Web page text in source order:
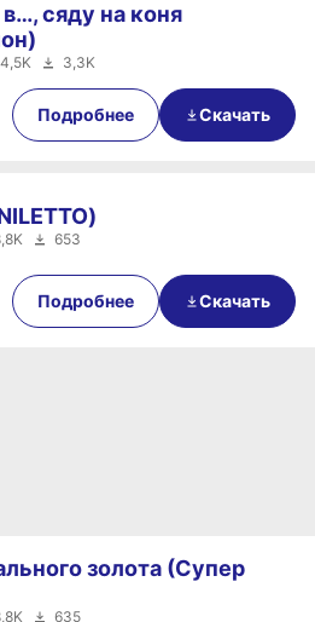
00:27
сяду на коня
3,3K
Подробнее Скачать
00:37
653
Подробнее Скачать
золота (Супер
635